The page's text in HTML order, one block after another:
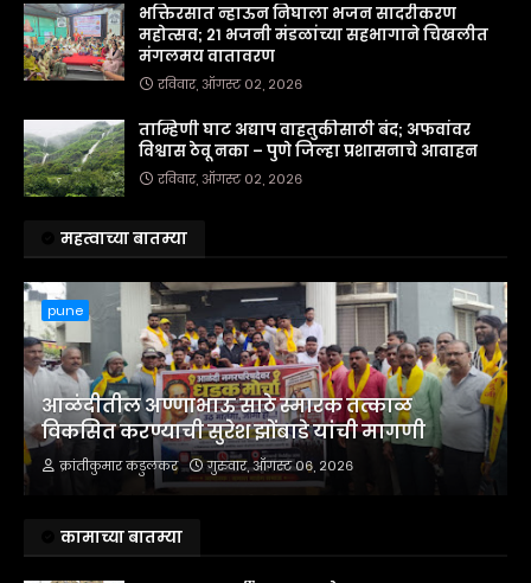
भक्तिरसात न्हाऊन निघाला भजन सादरीकरण
महोत्सव; २१ भजनी मंडळांच्या सहभागाने चिखलीत
मंगलमय वातावरण
रविवार, ऑगस्ट ०२, २०२६
ताम्हिणी घाट अद्याप वाहतुकीसाठी बंद; अफवांवर
विश्वास ठेवू नका – पुणे जिल्हा प्रशासनाचे आवाहन
रविवार, ऑगस्ट ०२, २०२६
महत्वाच्या बातम्या
pune
आळंदीतील अण्णाभाऊ साठे स्मारक तत्काळ
विकसित करण्याची सुरेश झोंबाडे यांची मागणी
क्रांतीकुमार कडुलकर गुरुवार, ऑगस्ट ०६, २०२६
कामाच्या बातम्या